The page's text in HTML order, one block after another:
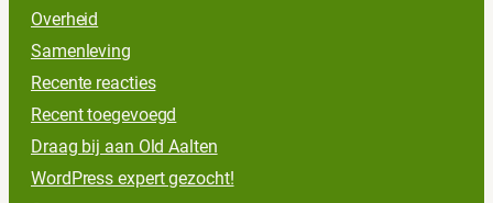
Overheid
Samenleving
Recente reacties
Recent toegevoegd
Draag bij aan Old Aalten
WordPress expert gezocht!